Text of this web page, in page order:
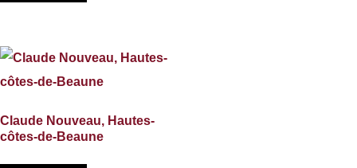
Claude Nouveau, Hautes-
côtes-de-Beaune